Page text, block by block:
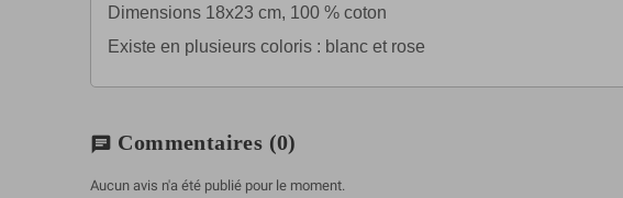
Dimensions 18x23 cm, 100 % coton
Existe en plusieurs coloris : blanc et rose
chat Commentaires (0)
Aucun avis n'a été publié pour le moment.